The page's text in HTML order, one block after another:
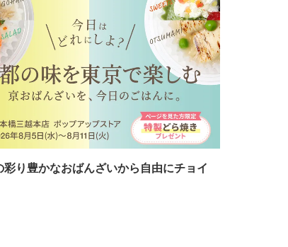
彩り豊かなおばんざいから自由にチョイ